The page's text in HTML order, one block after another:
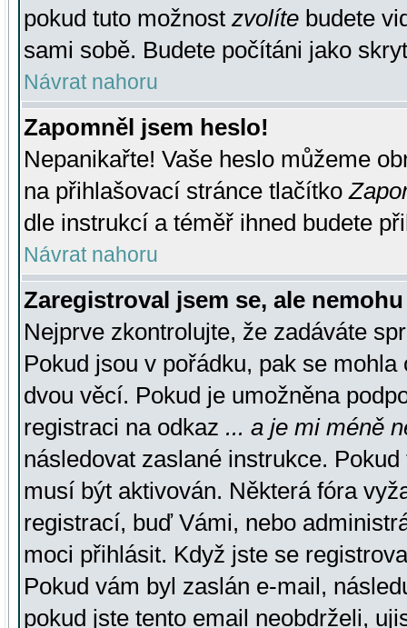
pokud tuto možnost zvolíte budete
sami sobě. Budete počítáni jako
Návrat nahoru
Zapomněl jsem heslo!
Nepanikařte! Vaše heslo můžeme
na přihlašovací stránce tlačítko
dle instrukcí a téměř ihned budete
Návrat nahoru
Zaregistroval jsem se, ale
Nejprve zkontrolujte, že zadáváte
Pokud jsou v pořádku, pak se
dvou věcí. Pokud je umožněna
registraci na odkaz ... a je mi méně
následovat zaslané instrukce.
musí být aktivován. Některá fóra
registrací, buď Vámi, nebo
moci přihlásit. Když jste se
Pokud vám byl zaslán e-mail,
pokud jste tento email neobdrželi,